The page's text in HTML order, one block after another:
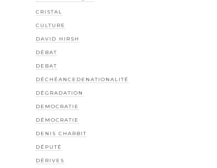
CRISTAL
CULTURE
DAVID HIRSH
DÉBAT
DEBAT
DÉCHÉANCEDENATIONALITÉ
DÉGRADATION
DEMOCRATIE
DÉMOCRATIE
DENIS CHARBIT
DÉPUTÉ
DÉRIVES